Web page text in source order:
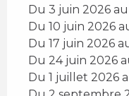
Du 3 juin 2026
Du 10 juin 2026
Du 17 juin 2026
Du 24 juin 2026
Du 1 juillet 2026